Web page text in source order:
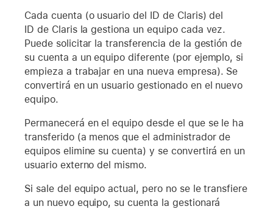
Cada cuenta (o usuario del ID de Claris) del
ID de Claris la gestiona un equipo cada vez.
Puede solicitar la transferencia de la gestión de
su cuenta a un equipo diferente (por ejemplo, si
empieza a trabajar en una nueva empresa). Se
convertirá en un usuario gestionado en el nuevo
equipo.
Permanecerá en el equipo desde el que se le ha
transferido (a menos que el administrador de
equipos elimine su cuenta) y se convertirá en un
usuario externo del mismo.
Si sale del equipo actual, pero no se le transfiere
a un nuevo equipo, su cuenta la gestionará